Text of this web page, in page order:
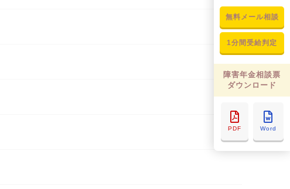
無料メール相談
1分間受給判定
障害年金相談票
ダウンロード
PDF Word